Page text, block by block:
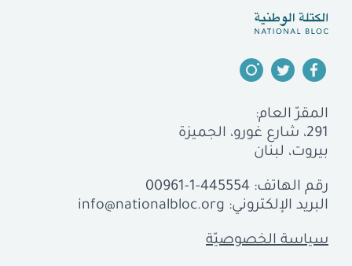
المقرّ العام:
291، شارع غورو، الجميزة
بيروت، لبنان
رقم الهاتف: 00961-1-445554
البريد الإلكتروني: info@nationalbloc.org
سياسة الخصوصيّة